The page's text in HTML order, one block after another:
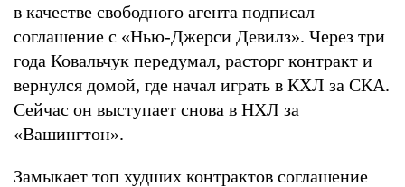
в качестве свободного агента подписал
соглашение с «Нью-Джерси Девилз». Через три
года Ковальчук передумал, расторг контракт и
вернулся домой, где начал играть в КХЛ за СКА.
Сейчас он выступает снова в НХЛ за
«Вашингтон».
Замыкает топ худших контрактов соглашение